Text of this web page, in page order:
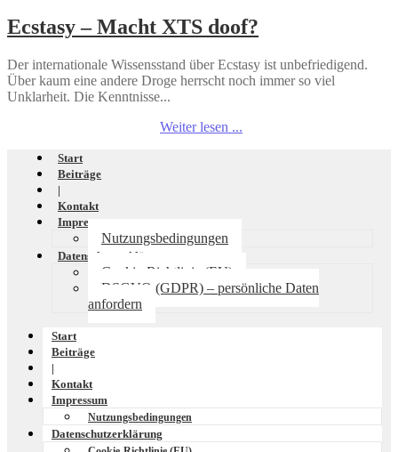
Ecstasy – Macht XTS doof?
Der internationale Wissensstand über Ecstasy ist unbefriedigend.
Über kaum eine andere Droge herrscht noch immer so viel
Unklarheit. Die Kenntnisse...
Weiter lesen ...
Start
Beiträge
|
Kontakt
Impressum
Nutzungsbedingungen
Datenschutzerklärung
Cookie-Richtlinie (EU)
DSGVO (GDPR) – persönliche Daten
anfordern
Start
Beiträge
|
Kontakt
Impressum
Nutzungsbedingungen
Datenschutzerklärung